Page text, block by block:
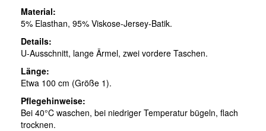
Material:
5% Elasthan, 95% Viskose-Jersey-Batik.
Details:
U-Ausschnitt, lange Ärmel, zwei vordere Taschen.
Länge:
Etwa 100 cm (Größe 1).
Pflegehinweise:
Bei 40°C waschen, bei niedriger Temperatur bügeln, flach
trocknen.